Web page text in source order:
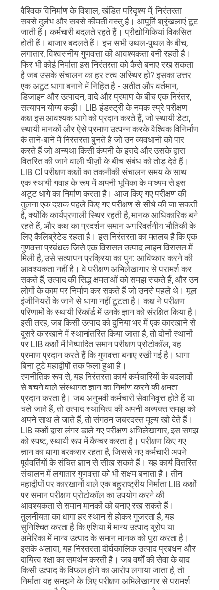
साइटमैप
गोपनीयता
नीति
वैश्विक विनिर्माण के विशाल, खंडित परिदृश्य में, निरंतरता
सबसे दुर्लभ और सबसे कीमती वस्तु है। आपूर्ति श्रृंखलाएं टूट
जाती हैं। कर्मचारी बदलते रहते हैं। प्रौद्योगिकियां विकसित
होती हैं। बाजार बदलते हैं। इस सभी उथल-पुथल के बीच,
लगातार, विश्वसनीय गुणवत्ता की आवश्यकता बनी रहती है।
फिर भी कोई निर्माता इस निरंतरता को कैसे बनाए रख सकता
है जब उसके संचालन का हर तत्व अस्थिर हो? इसका उत्तर
एक अटूट धागा बनाने में निहित है - अतीत और वर्तमान,
डिजाइन और उत्पादन, वादे और प्रमाण के बीच एक निरंतर,
सत्यापन योग्य कड़ी। LIB इंडस्ट्री के नमक स्प्रे परीक्षण
कक्ष इस आवश्यक धागे को प्रदान करते हैं, जो स्थायी डेटा,
स्थायी मानकों और ऐसे प्रमाण उत्पन्न करके वैश्विक विनिर्माण
के ताने-बाने में निरंतरता बुनते हैं जो उन व्यवधानों को पार
करते हैं जो अन्यथा किसी कंपनी के इरादे और उसके द्वारा
वितरित की जाने वाली चीज़ों के बीच संबंध को तोड़ देते हैं।
LIB Cl परीक्षण कक्षों का तकनीकी संचालन समय के साथ
एक स्थायी गवाह के रूप में अपनी भूमिका के माध्यम से इस
अटूट धागे का निर्माण करता है। आज किए गए परीक्षण की
तुलना एक दशक पहले किए गए परीक्षण से सीधे की जा सकती
है, क्योंकि कार्यप्रणाली स्थिर रहती है, मानक आधिकारिक बने
रहते हैं, और कक्ष का प्रदर्शन समान अपरिवर्तनीय भौतिकी के
लिए कैलिब्रेटेड रहता है। इस निरंतरता का मतलब है कि एक
गुणवत्ता प्रबंधक जिसे एक विरासत उत्पाद लाइन विरासत में
मिली है, उसे सत्यापन प्रक्रिया का पुन: आविष्कार करने की
आवश्यकता नहीं है। वे परीक्षण अभिलेखागार से परामर्श कर
सकते हैं, उत्पाद की सिद्ध क्षमताओं को समझ सकते हैं, और उन
लोगों के काम पर निर्माण कर सकते हैं जो उनसे पहले थे। मूल
इंजीनियरों के जाने से धागा नहीं टूटता है। कक्ष ने परीक्षण
परिणामों के स्थायी रिकॉर्ड में उनके ज्ञान को संरक्षित किया है।
इसी तरह, जब किसी उत्पाद को दुनिया भर में एक कारखाने से
दूसरे कारखाने में स्थानांतरित किया जाता है, तो दोनों स्थानों
पर LIB कक्षों में निष्पादित समान परीक्षण प्रोटोकॉल, यह
प्रमाण प्रदान करते हैं कि गुणवत्ता बनाए रखी गई है। धागा
बिना टूटे महाद्वीपों तक फैला हुआ है।
रणनीतिक रूप से, यह निरंतरता कार्य कर्मचारियों के बदलावों
से बचने वाले संस्थागत ज्ञान का निर्माण करने की क्षमता
प्रदान करता है। जब अनुभवी कर्मचारी सेवानिवृत्त होते हैं या
चले जाते हैं, तो उत्पाद स्थायित्व की अपनी अव्यक्त समझ को
अपने साथ ले जाते हैं, तो संगठन जबरदस्त मूल्य खो देते हैं।
LIB कक्षों द्वारा लंगर डाले गए परीक्षण अभिलेखागार, इस समझ
को स्पष्ट, स्थायी रूप में कैप्चर करता है। परीक्षण किए गए
ज्ञान का धागा बरकरार रहता है, जिससे नए कर्मचारी अपने
पूर्ववर्तियों के संचित ज्ञान से सीख सकते हैं। यह कार्य वितरित
संचालन में लगातार गुणवत्ता को भी सक्षम बनाता है। तीन
महाद्वीपों पर कारखानों वाले एक बहुराष्ट्रीय निर्माता LIB कक्षों
पर समान परीक्षण प्रोटोकॉल का उपयोग करने की
आवश्यकता से समान मानकों को बनाए रख सकते हैं।
तुलनीयता का धागा हर स्थान से होकर गुजरता है, यह
सुनिश्चित करता है कि एशिया में मान्य उत्पाद यूरोप या
अमेरिका में मान्य उत्पाद के समान मानक को पूरा करता है।
इसके अलावा, यह निरंतरता दीर्घकालिक उत्पाद प्रबंधन और
दायित्व रक्षा का समर्थन करती है। जब वर्षों की सेवा के बाद
किसी उत्पाद के विफल होने का आरोप लगाया जाता है, तो
निर्माता यह समझने के लिए परीक्षण अभिलेखागार से परामर्श